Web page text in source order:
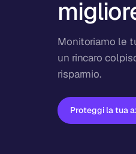
Monitoriamo le
un rincaro
risparmio.
Proteggi la tua